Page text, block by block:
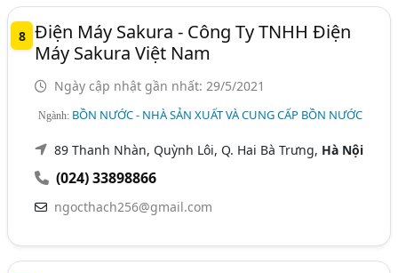
8 Điện Máy Sakura - Công Ty TNHH Điện
Máy Sakura Việt Nam
Ngày cập nhật gần nhất: 29/5/2021
Ngành: BỒN NƯỚC - NHÀ SẢN XUẤT VÀ CUNG CẤP BỒN NƯỚC
89 Thanh Nhàn, Quỳnh Lôi, Q. Hai Bà Trưng, Hà Nội
(024) 33898866
ngocthach256@gmail.com